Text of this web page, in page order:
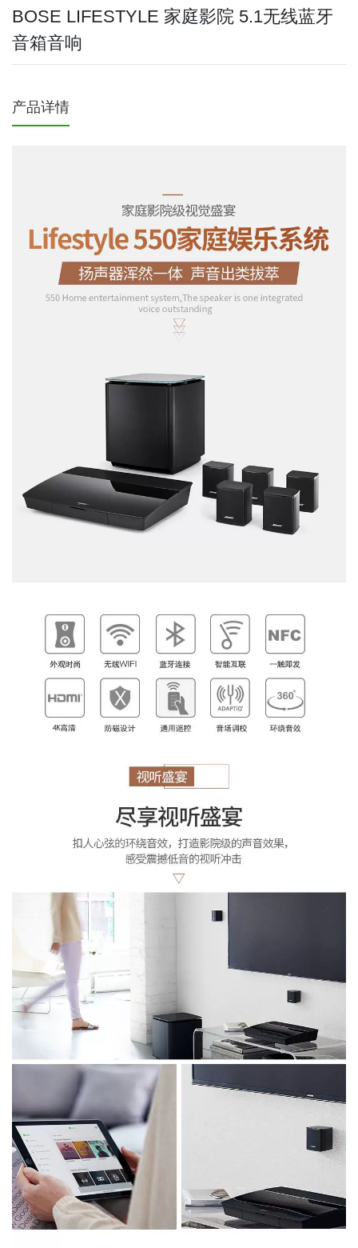
BOSE LIFESTYLE 家庭影院 5.1无线蓝牙
音箱音响
产品详情